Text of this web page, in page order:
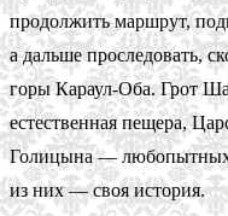
продолжить маршрут,
а дальше проследовать,
горы Караул-Оба. Грот
естественная пещера,
Голицына — любопытных
из них — своя история.